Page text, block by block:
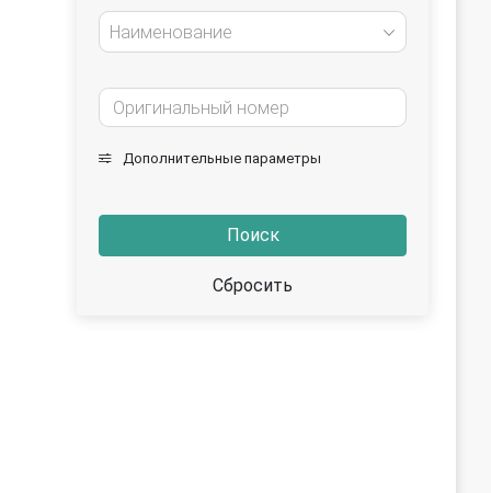
Наименование
Дополнительные параметры
Поиск
Сбросить